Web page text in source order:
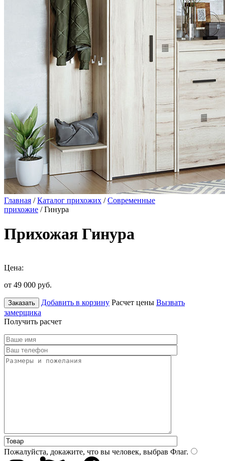
Главная /Каталог прихожих /Современные
прихожие / Гинура
Прихожая Гинура
Цена:
от 49 000 руб.
Заказать Добавить в корзину Расчет цены Вызвать
замерщика
Получить расчет
Пожалуйста, докажите, что вы человек, выбрав Флаг.